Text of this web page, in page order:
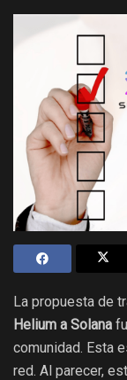
La propuesta de
Helium a Solana
comunidad. Esta
red. Al parecer,